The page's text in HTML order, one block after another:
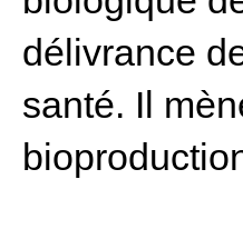
délivrance
santé. Il